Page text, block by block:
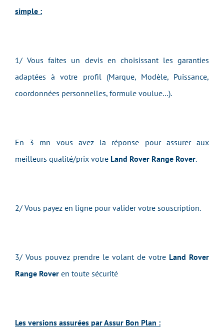
simple :
1/ Vous faites un devis en choisissant les garanties
adaptées à votre profil (Marque, Modèle, Puissance,
coordonnées personnelles, formule voulue…).
En 3 mn vous avez la réponse pour assurer aux
meilleurs qualité/prix votre Land Rover Range Rover.
2/ Vous payez en ligne pour valider votre souscription.
3/ Vous pouvez prendre le volant de votre Land Rover
Range Rover en toute sécurité
Les versions assurées par Assur Bon Plan :